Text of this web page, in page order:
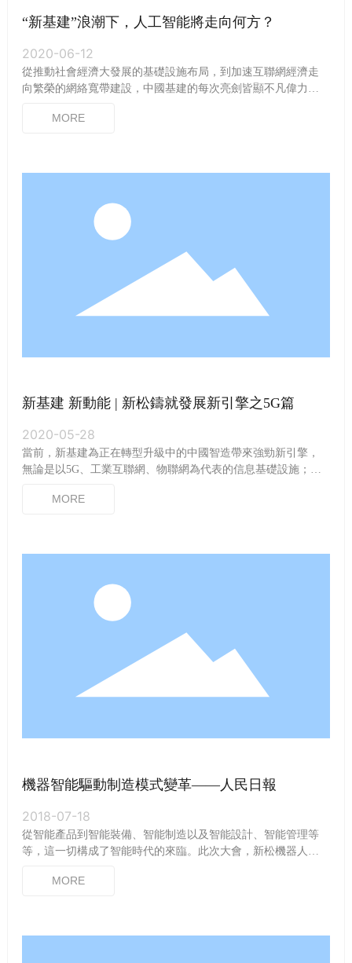
“新基建”浪潮下，人工智能將走向何方？
2020-06-12
從推動社會經濟大發展的基礎設施布局，到加速互聯網經濟走
向繁榮的網絡寬帶建設，中國基建的每次亮劍皆顯不凡偉力。
變……MORE
新基建 新動能 | 新松鑄就發展新引擎之5G篇
2020-05-28
當前，新基建為正在轉型升級中的中國智造帶來強勁新引擎，
無論是以5G、工業互聯網、物聯網為代表的信息基礎設施；還
為拓展中國經濟發展空間，強化中國經濟韌性，用科技創新為
MORE
機器智能驅動制造模式變革——人民日報
2018-07-18
從智能產品到智能裝備、智能制造以及智能設計、智能管理等
等，這一切構成了智能時代的來臨。此次大會，新松機器人自
上。曲道奎認為：“智能機器的頂端和終極形式是機器人，機器
能革命為什么會被稱為第四次工業革命，與前三次工業革
MORE